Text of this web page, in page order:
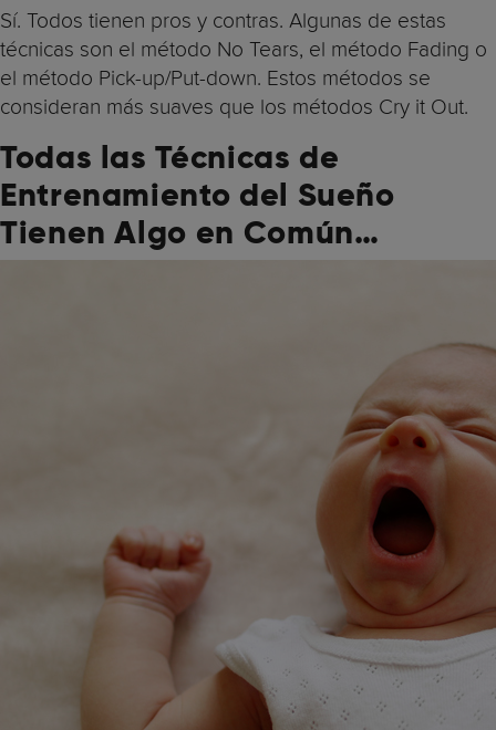
Sí. Todos tienen pros y contras. Algunas de estas
técnicas son el método No Tears, el método Fading o
el método Pick-up/Put-down. Estos métodos se
consideran más suaves que los métodos Cry it Out.
Todas las Técnicas de
Entrenamiento del Sueño
Tienen Algo en Común…